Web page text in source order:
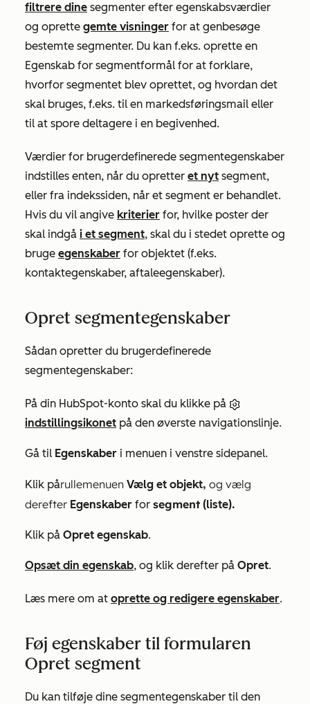
filtrere dine segmenter efter egenskabsværdier
og oprette gemte visninger for at genbesøge
bestemte segmenter. Du kan f.eks. oprette en
Egenskab for segmentformål for at forklare,
hvorfor segmentet blev oprettet, og hvordan det
skal bruges, f.eks. til en markedsføringsmail eller
til at spore deltagere i en begivenhed.
Værdier for brugerdefinerede segmentegenskaber
indstilles enten, når du opretter et nyt segment,
eller fra indekssiden, når et segment er behandlet.
Hvis du vil angive kriterier for, hvilke poster der
skal indgå i et segment, skal du i stedet oprette og
bruge egenskaber for objektet (f.eks.
kontaktegenskaber, aftaleegenskaber).
Opret segmentegenskaber
Sådan opretter du brugerdefinerede
segmentegenskaber:
På din HubSpot-konto skal du klikke på
indstillingsikonet på den øverste navigationslinje.
Gå til Egenskaber i menuen i venstre sidepanel.
Klik pårullemenuen Vælg et objekt, og vælg
derefter Egenskaber for segment (liste).
Klik på Opret egenskab.
Opsæt din egenskab, og klik derefter på Opret.
Læs mere om at oprette og redigere egenskaber.
Føj egenskaber til formularen
Opret segment
Du kan tilføje dine segmentegenskaber til den